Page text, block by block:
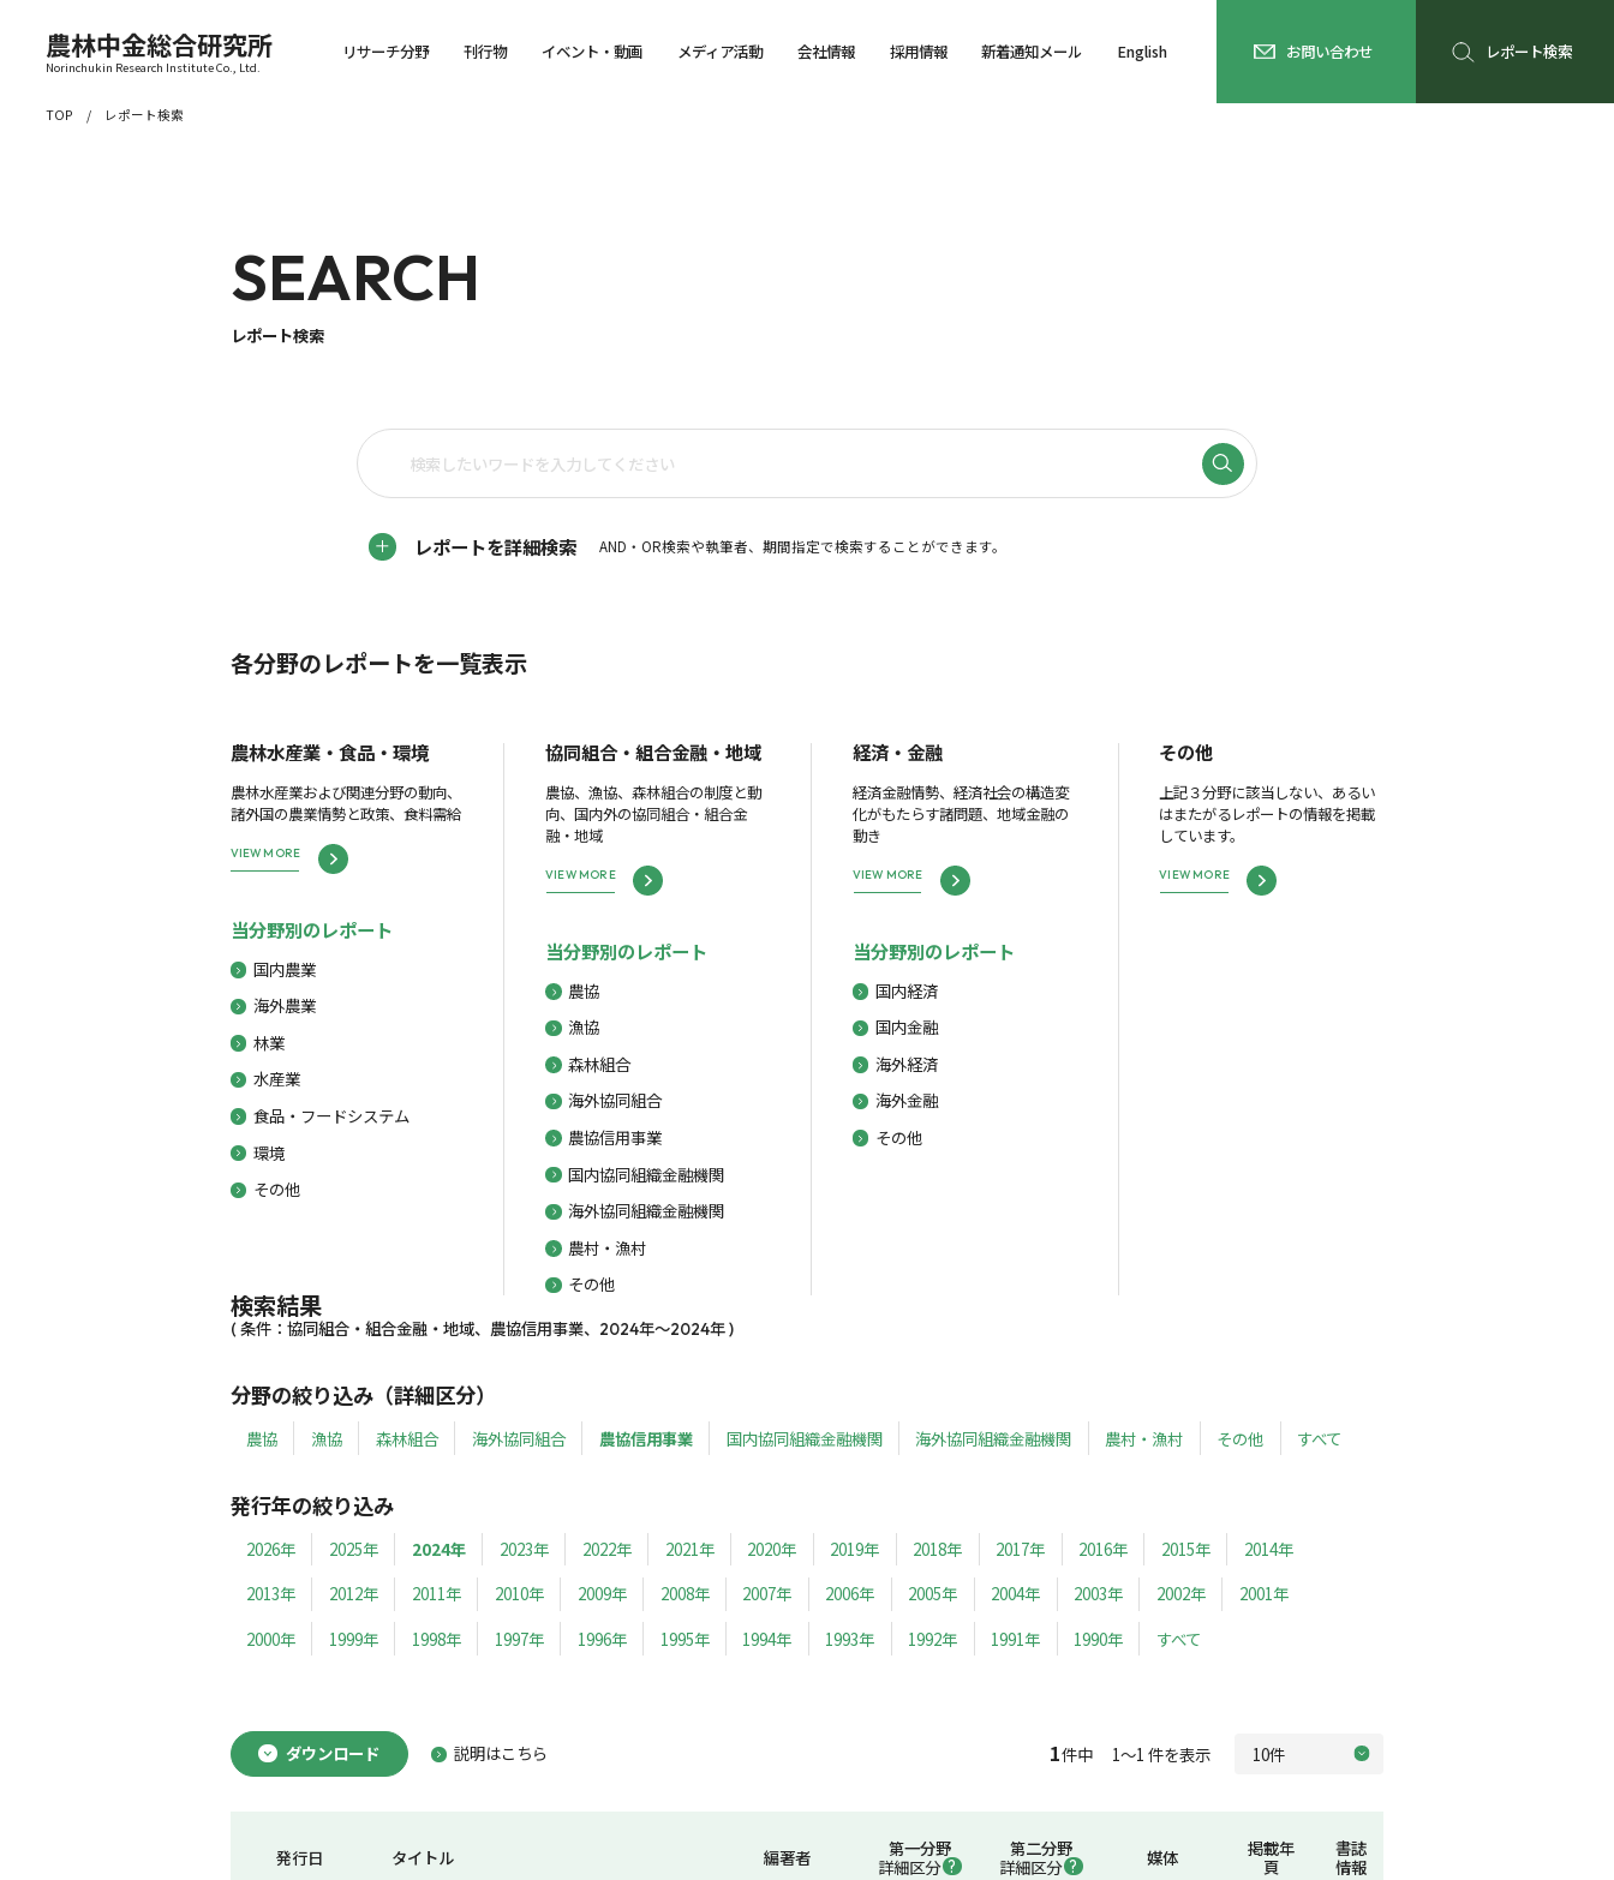
農林中金総合研究所
Norinchukin Research Institute Co., Ltd.
リサーチ分野 刊行物 イベント・動画 メディア活動 会社情報 採用情報 新着通知メール English お問い合わせ レポート検索
TOP レポート検索
SEARCH
レポート検索
レポートを詳細検索 AND・OR検索や執筆者、期間指定で検索することができます。
各分野のレポートを一覧表示
農林水産業・食品・環境
農林水産業および関連分野の動向、
諸外国の農業情勢と政策、食料需給
VIEW MORE
当分野別のレポート
国内農業
海外農業
林業
水産業
食品・フードシステム
環境
その他
協同組合・組合金融・地域
農協、漁協、森林組合の制度と動
向、国内外の協同組合・組合金
融・地域
VIEW MORE
当分野別のレポート
農協
漁協
森林組合
海外協同組合
農協信用事業
国内協同組織金融機関
海外協同組織金融機関
農村・漁村
その他
経済・金融
経済金融情勢、経済社会の構造変
化がもたらす諸問題、地域金融の
動き
VIEW MORE
当分野別のレポート
国内経済
国内金融
海外経済
海外金融
その他
その他
上記３分野に該当しない、あるい
はまたがるレポートの情報を掲載
しています。
VIEW MORE
検索結果
( 条件：協同組合・組合金融・地域、農協信用事業、2024年～2024年 )
分野の絞り込み（詳細区分）
農協 漁協 森林組合 海外協同組合 農協信用事業 国内協同組織金融機関 海外協同組織金融機関 農村・漁村 その他 すべて
発行年の絞り込み
2026年 2025年 2024年 2023年 2022年 2021年 2020年 2019年 2018年 2017年 2016年 2015年
2014年
2013年
2012年 2011年 2010年 2009年 2008年 2007年 2006年 2005年 2004年 2003年 2002年
2001年
2000年
1999年 1998年 1997年 1996年 1995年 1994年 1993年 1992年 1991年 1990年 すべて
ダウンロード 説明はこちら 1件中 1～1 件を表示
発行日 タイトル 編著者
第一分野
詳細区分
第二分野
詳細区分
媒体
掲載年
頁
書誌
情報